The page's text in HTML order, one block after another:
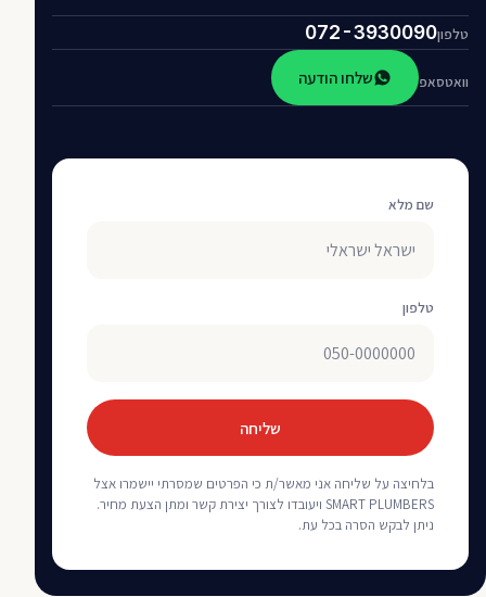
טלפון072-3930090
וואטסאפ שלחו הודעה
שם מלא
טלפון
שליחה
בלחיצה על שליחה אני מאשר/ת כי הפרטים שמסרתי יישמרו אצל
SMART PLUMBERS ויעובדו לצורך יצירת קשר ומתן הצעת מחיר.
ניתן לבקש הסרה בכל עת.